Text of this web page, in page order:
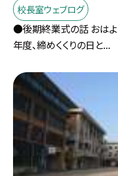
校長室ウェブログ
●後期終業式の話 おはよ
年度、締めくくりの日と...